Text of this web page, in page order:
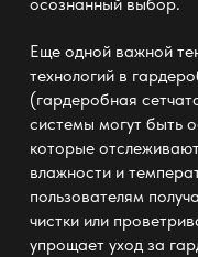
Еще одной важной
технологий в
(гардеробная
системы могут быть
которые
влажности и
пользователям
чистки или
упрощает уход за